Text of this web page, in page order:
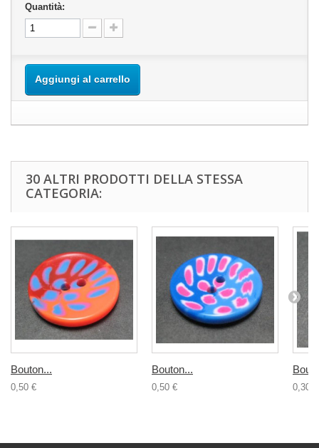
Quantità:
Aggiungi al carrello
30 ALTRI PRODOTTI DELLA STESSA
CATEGORIA:
Bouton...
0,50 €
Bouton...
0,50 € 0,30 €